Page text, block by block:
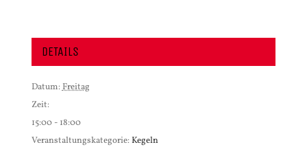
DETAILS
Datum: Freitag
Zeit:
15:00 - 18:00
Veranstaltungskategorie: Kegeln